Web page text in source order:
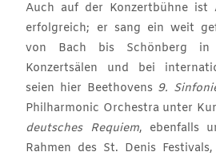
Auch auf der Konzertbühne ist
erfolgreich; er sang ein weit
von Bach bis Schönberg
Konzertsälen und bei
seien hier Beethovens 9.
Philharmonic Orchestra unter
deutsches Requiem, ebenfalls
Rahmen des St. Denis